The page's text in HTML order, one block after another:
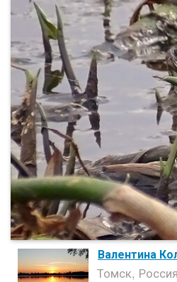
Валентина
Томск, Россия